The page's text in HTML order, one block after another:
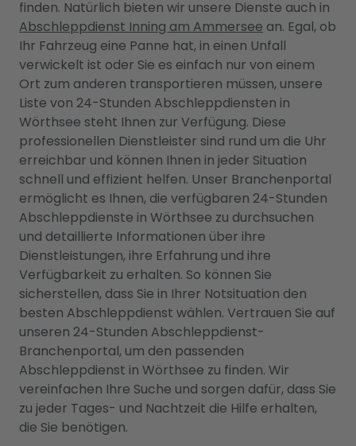
finden. Natürlich bieten wir unsere Dienste auch in
Abschleppdienst Inning am Ammersee an. Egal, ob
Ihr Fahrzeug eine Panne hat, in einen Unfall
verwickelt ist oder Sie es einfach nur von einem
Ort zum anderen transportieren müssen, unsere
Liste von 24-Stunden Abschleppdiensten in
Wörthsee steht Ihnen zur Verfügung. Diese
professionellen Dienstleister sind rund um die Uhr
erreichbar und können Ihnen in jeder Situation
schnell und effizient helfen. Unser Branchenportal
ermöglicht es Ihnen, die verfügbaren 24-Stunden
Abschleppdienste in Wörthsee zu durchsuchen
und detaillierte Informationen über ihre
Dienstleistungen, ihre Erfahrung und ihre
Verfügbarkeit zu erhalten. So können Sie
sicherstellen, dass Sie in Ihrer Notsituation den
besten Abschleppdienst wählen. Vertrauen Sie auf
unseren 24-Stunden Abschleppdienst-
Branchenportal, um den passenden
Abschleppdienst in Wörthsee zu finden. Wir
vereinfachen Ihre Suche und sorgen dafür, dass Sie
zu jeder Tages- und Nachtzeit die Hilfe erhalten,
die Sie benötigen.